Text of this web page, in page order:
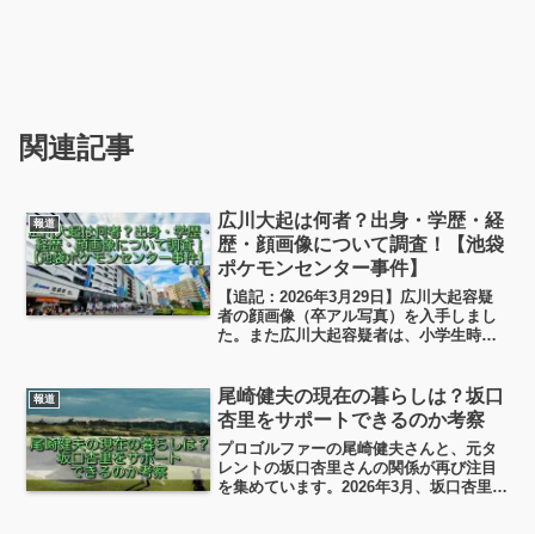
関連記事
報道
広川大起は何者？出身・学歴・経
歴・顔画像について調査！【池袋
ポケモンセンター事件】
【追記：2026年3月29日】広川大起容疑
者の顔画像（卒アル写真）を入手しまし
た。また広川大起容疑者は、小学生時代
かりました。沖縄の小・中・高時代は水
泳を頑張り、スポーツマンタイプでし
た。なぜ今回の事件を起こしてしまった
のか？
報道
尾崎健夫の現在の暮らしは？坂口
杏里をサポートできるのか考察
プロゴルファーの尾崎健夫さんと、元タ
レントの坂口杏里さんの関係が再び注目
を集めています。2026年3月、坂口杏里さ